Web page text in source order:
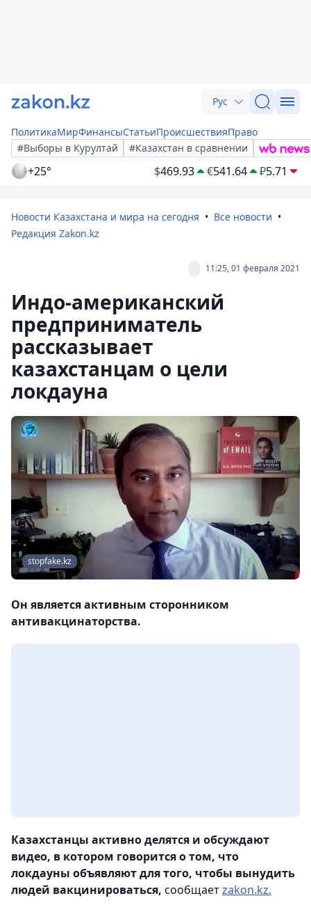
Рус
ПолитикаМирФинансыСтатьиПроисшествияПраво
#Выборы в Курултай
#Казахстан в сравнении
+25° $469.93 €541.64 ₽5.71
Новости Казахстана и мира на сегодня
Все новости
Редакция Zakon.kz
11:25, 01 февраля 2021
Индо-американский
предприниматель
рассказывает
казахстанцам о цели
локдауна
stopfake.kz
Он является активным сторонником
антивакцинаторства.
Казахстанцы активно делятся и обсуждают
видео, в котором говорится о том, что
локдауны объявляют для того, чтобы вынудить
людей вакцинироваться, сообщаетzakon.kz.